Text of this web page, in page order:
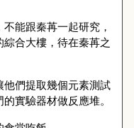
能跟秦苒一起研究，
合大樓，待在秦苒之
們提取幾個元素測試
實驗器材做反應堆。